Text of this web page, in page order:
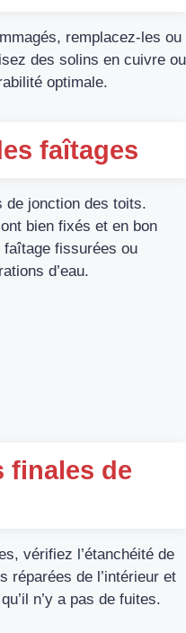
remplacez-les ou
des solins en cuivre ou
optimale.
faîtages
de jonction des toits.
bien fixés et en bon
fissurées ou
d’eau.
finales de
vérifiez l’étanchéité de
réparées de l’intérieur et
n’y a pas de fuites.